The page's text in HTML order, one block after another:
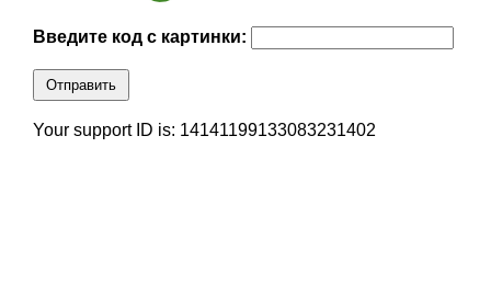
Введите код с картинки:
Отправить
Your support ID is: 14141199133083231402